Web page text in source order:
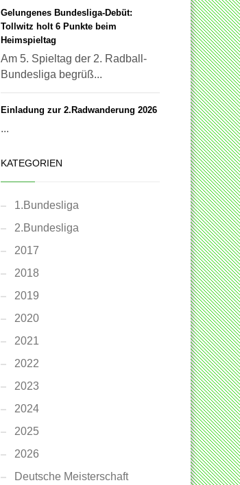
Gelungenes Bundesliga-Debüt:
Tollwitz holt 6 Punkte beim
Heimspieltag
Am 5. Spieltag der 2. Radball-
Bundesliga begrüß...
Einladung zur 2.Radwanderung 2026
...
KATEGORIEN
1.Bundesliga
2.Bundesliga
2017
2018
2019
2020
2021
2022
2023
2024
2025
2026
Deutsche Meisterschaft